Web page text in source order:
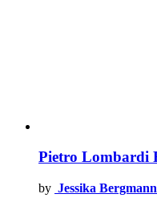
Pietro Lombardi
by Jessika Bergmann